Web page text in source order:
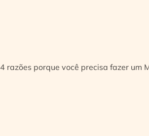
4 razões porque você precisa fazer um